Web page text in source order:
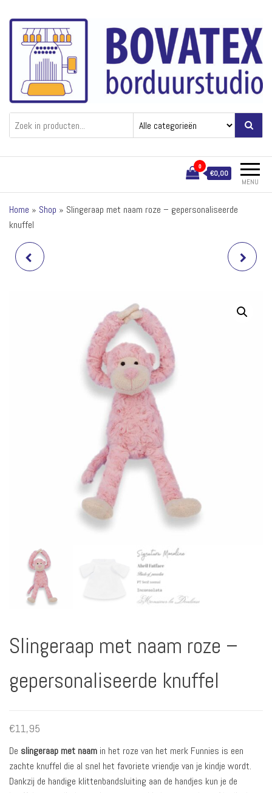
naar
Bovatex
MENU
0
€0,00
Home » Shop » Slingeraap met naam roze – gepersonaliseerde
knuffel
GEPERSONALISEERDE
KNUFFEL
GEPERSONALISEERDE
KNUFFEL
Slingeraap met naam roze –
gepersonaliseerde knuffel
€11,95
De slingeraap met naam in het roze van het merk Funnies is een
zachte knuffel die al snel het favoriete vriendje van je kindje wordt.
Dankzij de handige klittenbandsluiting aan de handjes kun je de